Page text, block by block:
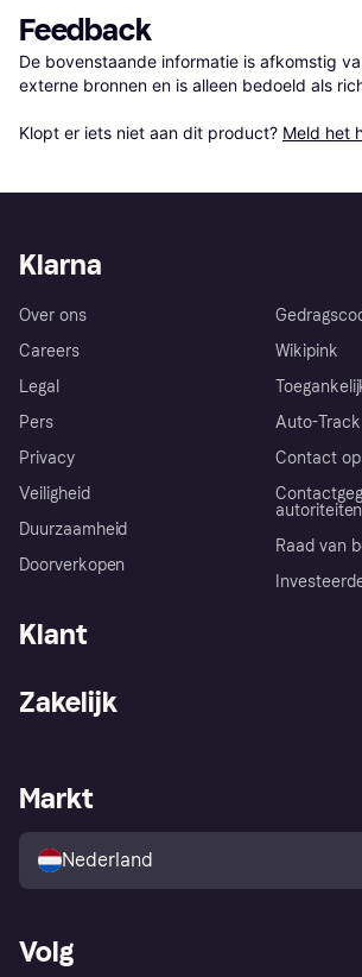
Feedback
De bovenstaande informatie is afkomstig
externe bronnen en is alleen bedoeld als
Klopt er iets niet aan dit product? Meld het
Klarna
Over ons
Careers
Legal
Pers
Privacy
Veiligheid
Duurzaamheid
Doorverkopen
Wikipink
Auto-Track
Contact
autoriteiten
Raad van
Klant
Winkeloverzicht
Kopersbescherming voor
consumenten
Zakelijk
Zakelijke login
Markt
Nederland
Volg